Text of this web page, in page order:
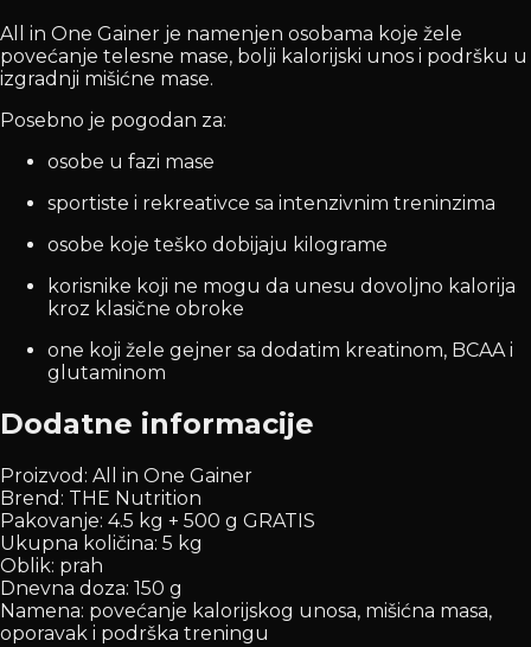
All in One Gainer je namenjen osobama koje žele
povećanje telesne mase, bolji kalorijski unos i podršku u
izgradnji mišićne mase.
Posebno je pogodan za:
osobe u fazi mase
sportiste i rekreativce sa intenzivnim treninzima
osobe koje teško dobijaju kilograme
korisnike koji ne mogu da unesu dovoljno kalorija
kroz klasične obroke
one koji žele gejner sa dodatim kreatinom, BCAA i
glutaminom
Dodatne informacije
Proizvod: All in One Gainer
Brend: THE Nutrition
Pakovanje: 4.5 kg + 500 g GRATIS
Ukupna količina: 5 kg
Oblik: prah
Dnevna doza: 150 g
Namena: povećanje kalorijskog unosa, mišićna masa,
oporavak i podrška treningu